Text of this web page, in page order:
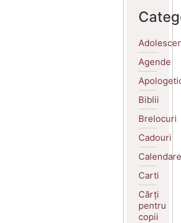
Agende
Biblii
Brelocuri
Cadouri
Calendare
Carti
Cărți
pentru
copii